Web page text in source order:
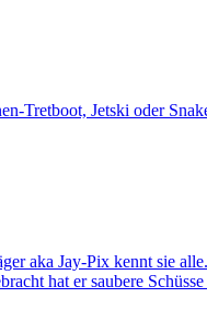
Tretboot, Jetski oder
aka Jay-Pix kennt sie
hat er saubere